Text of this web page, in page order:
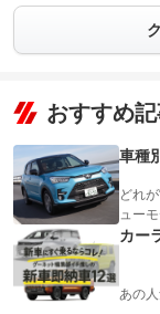
おすすめ
車種
どれ
ュー
カー
あの